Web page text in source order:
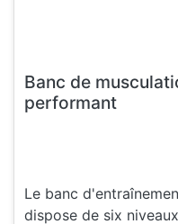
Banc de
performant
Le banc
dispose de six